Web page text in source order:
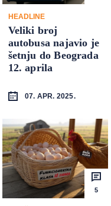
HEADLINE
Veliki broj
autobusa najavio je
šetnju do Beograda
12. aprila
07. APR. 2025.
5